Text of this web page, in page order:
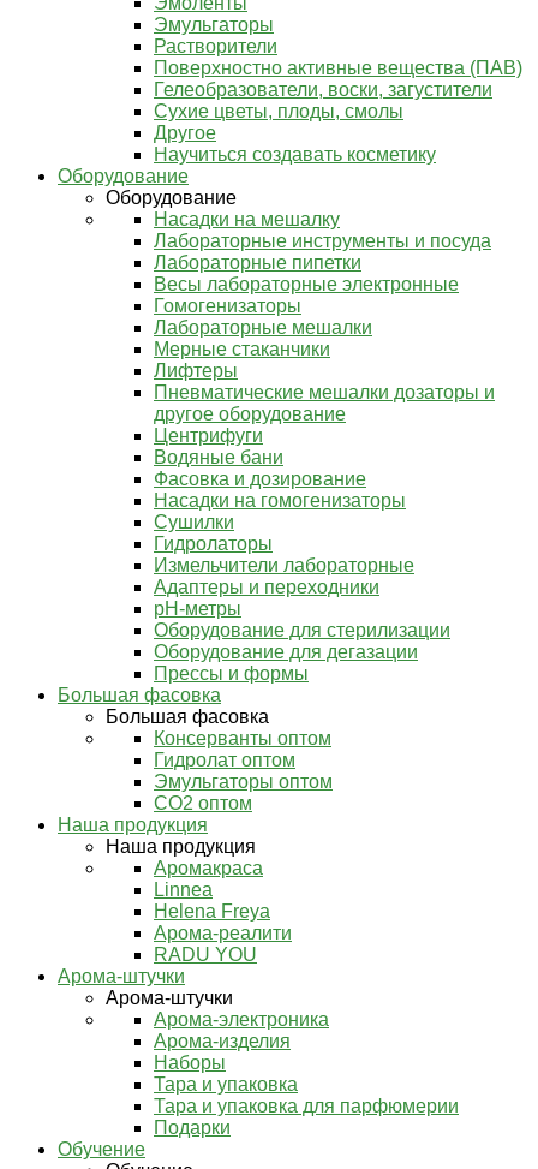
Эмульгаторы
Растворители
Поверхностно активные вещества (ПАВ)
Гелеобразователи, воски, загустители
Сухие цветы, плоды, смолы
Другое
Научиться создавать косметику
Оборудование
Оборудование
Насадки на мешалку
Лабораторные инструменты и посуда
Лабораторные пипетки
Весы лабораторные электронные
Гомогенизаторы
Лабораторные мешалки
Мерные стаканчики
Лифтеры
Пневматические мешалки дозаторы и
другое оборудование
Центрифуги
Водяные бани
Фасовка и дозирование
Насадки на гомогенизаторы
Сушилки
Гидролаторы
Измельчители лабораторные
Адаптеры и переходники
pH-метры
Оборудование для стерилизации
Оборудование для дегазации
Прессы и формы
Большая фасовка
Большая фасовка
Консерванты оптом
Гидролат оптом
Эмульгаторы оптом
СО2 оптом
Наша продукция
Наша продукция
Аромакраса
Linnea
Helena Freya
Арома-реалити
RADU YOU
Арома-штучки
Арома-штучки
Арома-электроника
Арома-изделия
Наборы
Тара и упаковка
Тара и упаковка для парфюмерии
Подарки
Обучение